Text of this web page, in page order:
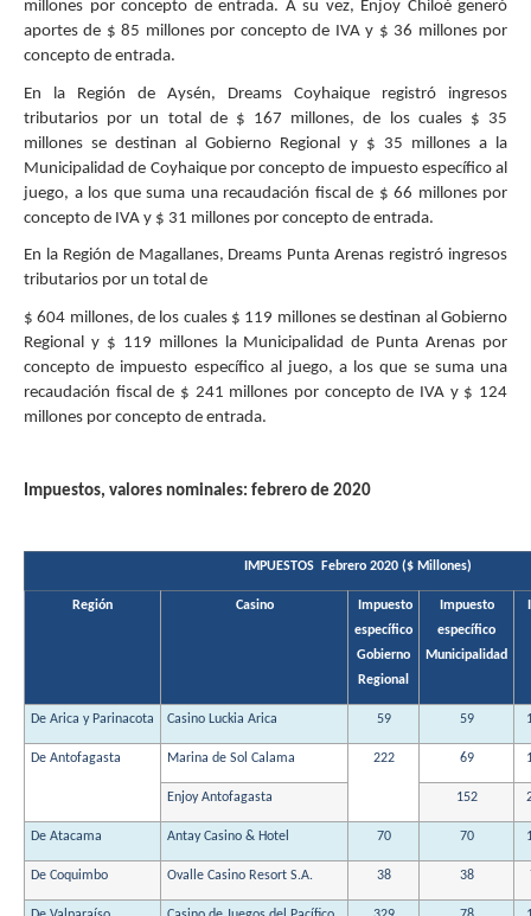
millones por concepto de entrada. A su vez, Enjoy Chiloé generó
aportes de $ 85 millones por concepto de IVA y $ 36 millones por
concepto de entrada.
En la Región de Aysén, Dreams Coyhaique registró ingresos
tributarios por un total de $ 167 millones, de los cuales $ 35
millones se destinan al Gobierno Regional y $ 35 millones a la
Municipalidad de Coyhaique por concepto de impuesto específico al
juego, a los que suma una recaudación fiscal de $ 66 millones por
concepto de IVA y $ 31 millones por concepto de entrada.
En la Región de Magallanes, Dreams Punta Arenas registró ingresos
tributarios por un total de
$ 604 millones, de los cuales $ 119 millones se destinan al Gobierno
Regional y $ 119 millones la Municipalidad de Punta Arenas por
concepto de impuesto específico al juego, a los que se suma una
recaudación fiscal de $ 241 millones por concepto de IVA y $ 124
millones por concepto de entrada.
Impuestos, valores nominales: febrero de 2020
IMPUESTOS Febrero 2020 ($ Millones)
Región Casino
Impuesto
específico
Gobierno
Regional
Impuesto
específico
Municipalidad
De Arica y Parinacota Casino Luckia Arica 59 59
De Antofagasta Marina de Sol Calama 222 69
Enjoy Antofagasta 152
De Atacama Antay Casino & Hotel 70 70
De Coquimbo Ovalle Casino Resort S.A. 38 38